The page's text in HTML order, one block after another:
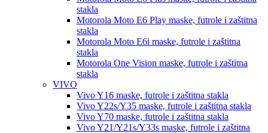
stakla
Motorola Moto E6 Play maske, futrole i zaštitna
stakla
Motorola Moto E6i maske, futrole i zaštitna
stakla
Motorola One Vision maske, futrole i zaštitna
stakla
VIVO
Vivo Y16 maske, futrole i zaštitna stakla
Vivo Y22s/Y35 maske, futrole i zaštitna stakla
Vivo Y70 maske, futrole i zaštitna stakla
Vivo Y21/Y21s/Y33s maske, futrole i zaštitna